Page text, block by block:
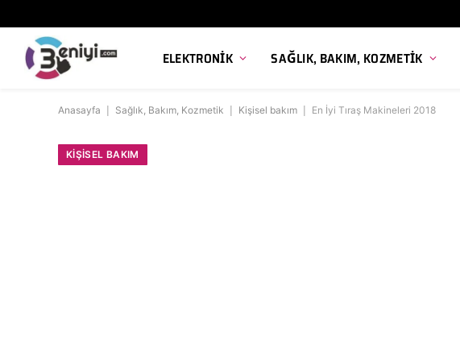
ELEKTRONIK SAĞLIK, BAKIM, KOZMETIK
Anasayfa Sağlık, Bakım, Kozmetik Kişisel bakım En İyi Tıraş Makineleri 2018
KIŞISEL BAKIM